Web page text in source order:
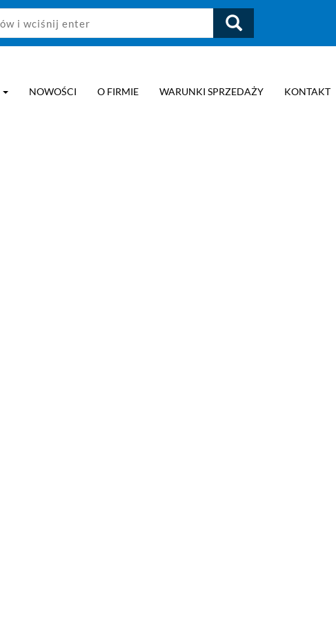
NOWOŚCI O FIRMIE WARUNKI SPRZEDAŻY KONTAKT